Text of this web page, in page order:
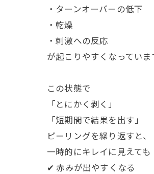
・ターンオーバーの低下
・乾燥
・刺激への反応
が起こりやすくなっていま
この状態で
「とにかく剥く」
「短期間で結果を出す」
ピーリングを繰り返すと、
一時的にキレイに見えても
✔ 赤みが出やすくなる